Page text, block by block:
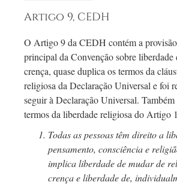
Artigo 9, CEDH
O Artigo 9 da CEDH contém a
principal da Convenção sobre liberdade
crença, quase duplica os termos da
religiosa da Declaração Universal e foi
seguir à Declaração Universal.
termos da liberdade religiosa do Artigo
Todas as pessoas têm direito a
pensamento, consciência e
implica liberdade de mudar de
crença e liberdade de,